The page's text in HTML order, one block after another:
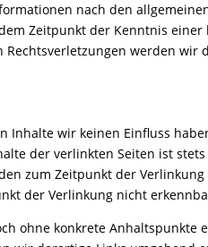
nach den
Zeitpunkt der Kenntnis einer
werden wir
Inhalte wir keinen Einfluss
der verlinkten Seiten ist
zum Zeitpunkt der
der Verlinkung nicht
ohne konkrete Anhaltspunkte